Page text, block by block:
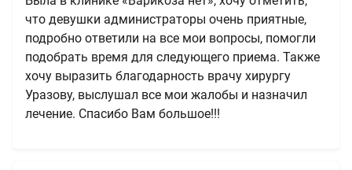
что девушки администраторы очень приятные,
подробно ответили на все мои вопросы, помогли
подобрать время для следующего приема. Также
хочу выразить благодарность врачу хирургу
Уразову, выслушал все мои жалобы и назначил
лечение. Спасибо Вам большое!!!